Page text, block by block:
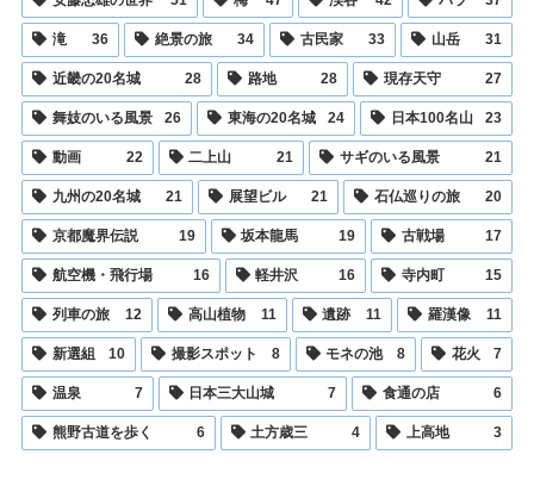
滝 36 絶景の旅 34 古民家 33 山岳 31
近畿の20名城 28 路地 28 現存天守 27
舞妓のいる風景 26 東海の20名城 24 日本100名山 23
動画 22 二上山 21 サギのいる風景 21
九州の20名城 21 展望ビル 21 石仏巡りの旅 20
京都魔界伝説 19 坂本龍馬 19 古戦場 17
航空機・飛行場 16 軽井沢 16 寺内町 15
列車の旅 12 高山植物 11 遺跡 11 羅漢像 11
新選組 10 撮影スポット 8 モネの池 8 花火 7
温泉 7 日本三大山城 7 食通の店 6
熊野古道を歩く 6 土方歳三 4 上高地 3